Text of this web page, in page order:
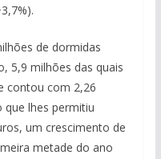
de dormidas
5,9 milhões das quais
contou com 2,26
que lhes permitiu
um crescimento de
metade do ano